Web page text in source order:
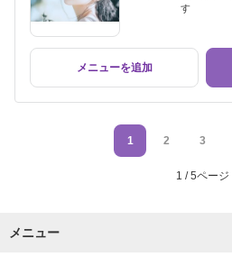
す
メニューを追加
1 2 3
1 / 5ページ
メニュー